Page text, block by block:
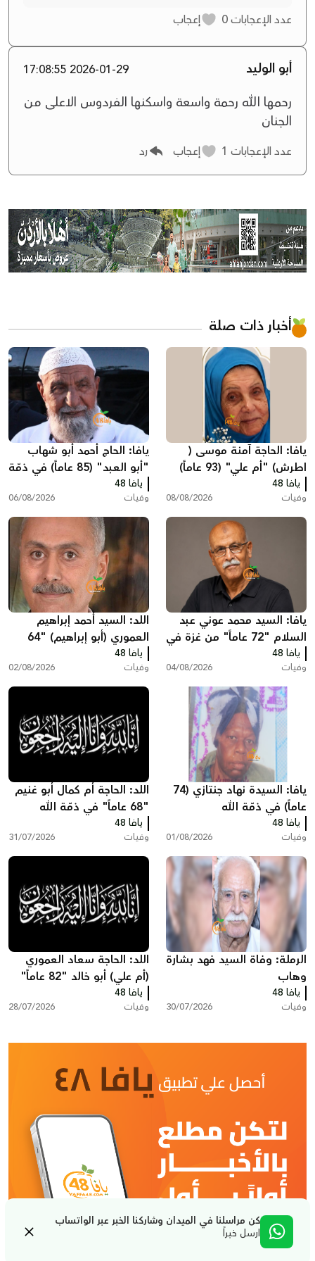
كن مراسلنا في الميدان وشاركنا الخبر عبر الواتساب
ارسل خبراً
عدد الإعجابات إعجاب
أبو الوليد 2026-01-29 17:08:55
رحمها الله رحمة واسعة واسكنها الفردوس الاعلى من
الجنان
عدد الإعجابات إعجاب رد
أخبار ذات صلة
يافا: الحاجة آمنة موسى (
اطرش) "أم علي" (93 عاماً)
في ذمة الله
يافا 48
وفيات 08/08/2026
يافا: الحاج أحمد أبو شهاب
"أبو العبد" (85 عاماً) في ذمّة
الله
يافا 48
وفيات 06/08/2026
يافا: السيد محمد عوني عبد
السلام "72 عاماً" من غزة في
ذمّة الله
يافا 48
وفيات 04/08/2026
اللد: السيد أحمد إبراهيم
العموري (أبو إبراهيم) "64
عاماً" في ذمّة الله
يافا 48
وفيات 02/08/2026
يافا: السيدة نهاد جنتازي (74
عاماً) في ذمّة الله
يافا 48
وفيات 01/08/2026
اللد: الحاجة أم كمال أبو غنيم
"68 عاماً" في ذمّة الله
يافا 48
وفيات 31/07/2026
الرملة: وفاة السيد فهد بشارة
وهاب
يافا 48
وفيات 30/07/2026
اللد: الحاجة سعاد العموري
(أم علي) أبو خالد "82 عاماً"
في ذمّة الله
يافا 48
وفيات 28/07/2026